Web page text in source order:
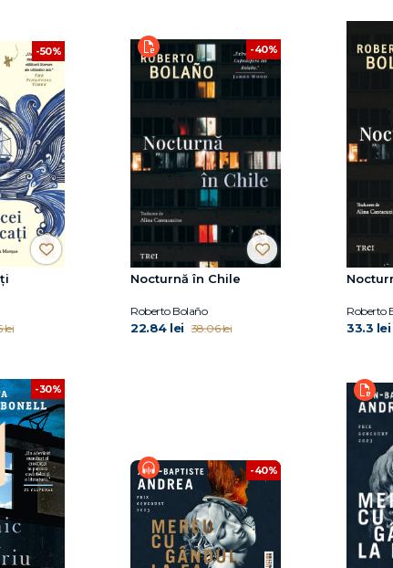
-50%
lei
-40%
Nocturnă în Chile
Roberto Bolaño
22.84 lei 38.06 lei
Roberto
33.3 lei
-30%
-40%